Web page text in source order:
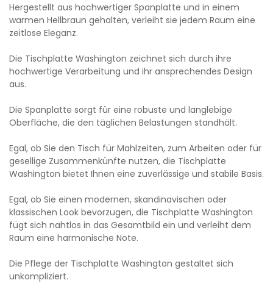
Hergestellt aus hochwertiger Spanplatte und in einem
warmen Hellbraun gehalten, verleiht sie jedem Raum eine
zeitlose Eleganz.
Die Tischplatte Washington zeichnet sich durch ihre
hochwertige Verarbeitung und ihr ansprechendes Design
aus.
Die Spanplatte sorgt für eine robuste und langlebige
Oberfläche, die den täglichen Belastungen standhält.
Egal, ob Sie den Tisch für Mahlzeiten, zum Arbeiten oder für
gesellige Zusammenkünfte nutzen, die Tischplatte
Washington bietet Ihnen eine zuverlässige und stabile Basis.
Egal, ob Sie einen modernen, skandinavischen oder
klassischen Look bevorzugen, die Tischplatte Washington
fügt sich nahtlos in das Gesamtbild ein und verleiht dem
Raum eine harmonische Note.
Die Pflege der Tischplatte Washington gestaltet sich
unkompliziert.